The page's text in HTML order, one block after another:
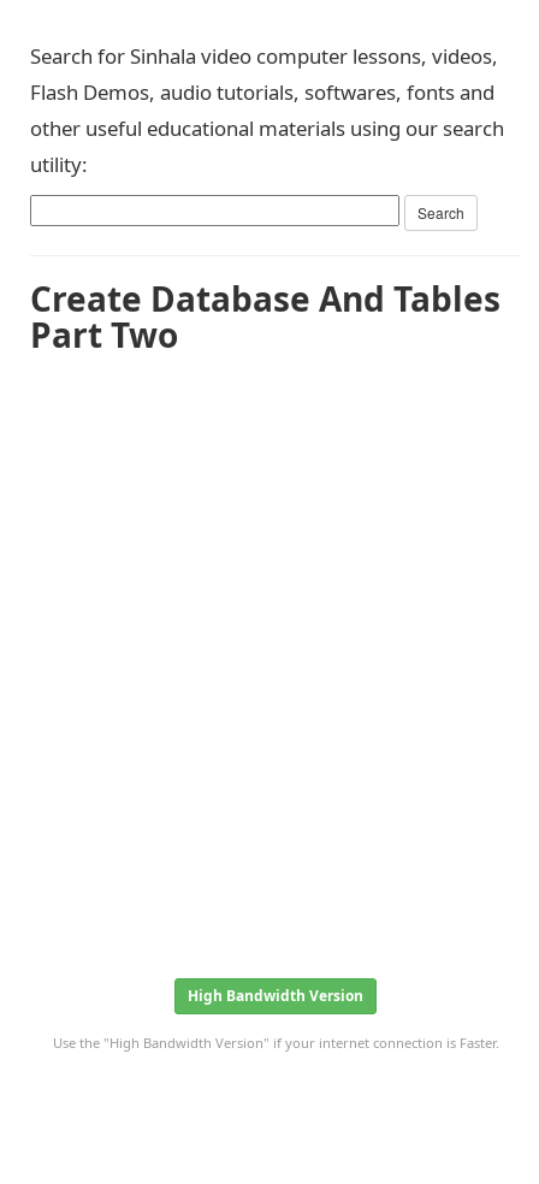
Search for Sinhala video computer lessons, videos,
Flash Demos, audio tutorials, softwares, fonts and
other useful educational materials using our search
utility:
Create Database And Tables
Part Two
High Bandwidth Version
Use the "High Bandwidth Version" if your internet connection is Faster.